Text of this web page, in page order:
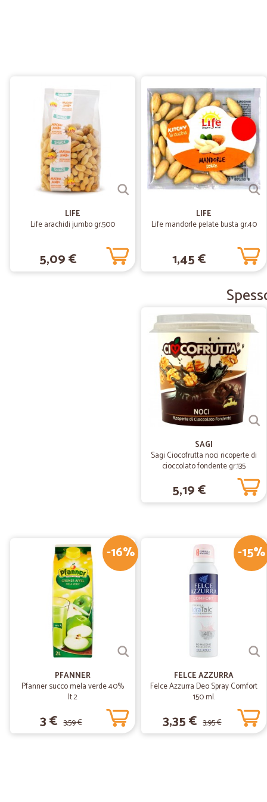
LIFE
Life arachidi jumbo gr.500
5,09 €
LIFE
Life mandorle pelate busta gr.40
1,45 €
SAGI
Sagi Ciocofrutta noci ricoperte di
cioccolato fondente gr.135
5,19 €
-16%
PFANNER
Pfanner succo mela verde 40%
lt.2
3 € 3,59 €
-15%
FELCE AZZURRA
Felce Azzurra Deo Spray Comfort
150 ml.
3,35 € 3,95 €